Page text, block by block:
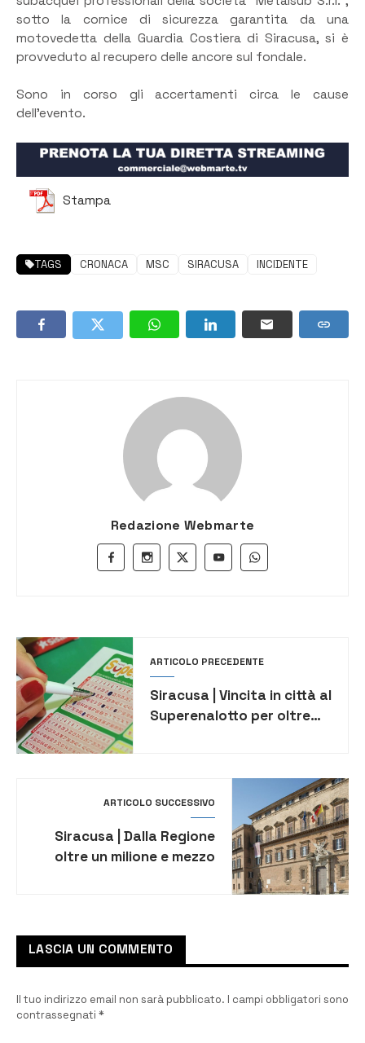
sotto la cornice di sicurezza garantita da una
motovedetta della Guardia Costiera di Siracusa, si è
provveduto al recupero delle ancore sul fondale.
Sono in corso gli accertamenti circa le cause
dell’evento.
Stampa
TAGS CRONACA MSC SIRACUSA INCIDENTE
Redazione Webmarte
ARTICOLO PRECEDENTE
Siracusa | Vincita in città al
Superenalotto per oltre
ARTICOLO SUCCESSIVO
Siracusa | Dalla Regione
oltre un milione e mezzo
LASCIA UN COMMENTO
Il tuo indirizzo email non sarà pubblicato. I campi obbligatori sono
contrassegnati *